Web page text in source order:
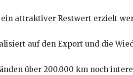
ein attraktiver Restwert erzielt
auf den Export und die
über 200.000 km noch